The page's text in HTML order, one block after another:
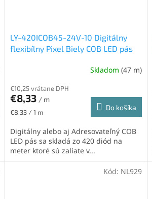
LY-420ICOB45-24V-10 Digitálny
flexibílny Pixel Biely COB LED pás
12mm, neutrálna bielaSkladom (47 m)
€10,25 vrátane DPH
€8,33 / m
Jednotková
€8,33 / 1 m
Do košíka
Digitálny alebo aj Adresovateľný COB
LED pás sa skladá zo 420 diód na
meter ktoré sú zaliate v...
Kód: NL929